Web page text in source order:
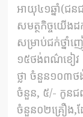
អាយុ៤១ឆ្នាំ(ជន
សមត្ថកិច្ចយើងដ
សម្រាប់ជក់ថ្នាំ
១៥ថង់ពណ៌ខៀវ
ថ្លា ចំនួន១០៣
ចំនួន, ៥/- កូនជ
ចំនួន០២គ្រឿង,